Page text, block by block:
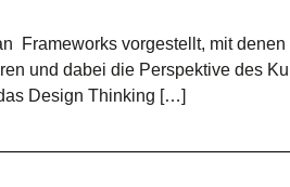
Frameworks vorgestellt, mit
und dabei die Perspektive des
Design Thinking […]